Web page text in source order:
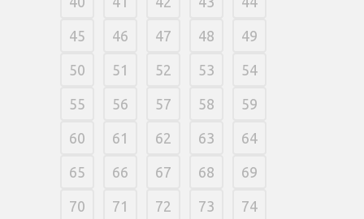
45 46 47 48 49
50 51 52 53 54
55 56 57 58 59
60 61 62 63 64
65 66 67 68 69
70 71 72 73 74